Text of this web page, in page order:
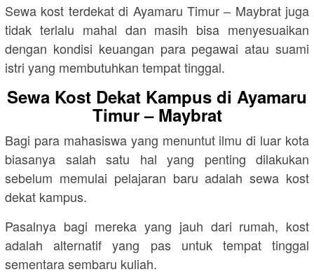
Sewa kost terdekat di Ayamaru Timur – Maybrat juga
tidak terlalu mahal dan masih bisa menyesuaikan
dengan kondisi keuangan para pegawai atau suami
istri yang membutuhkan tempat tinggal.
Sewa Kost Dekat Kampus di Ayamaru
Timur – Maybrat
Bagi para mahasiswa yang menuntut ilmu di luar kota
biasanya salah satu hal yang penting dilakukan
sebelum memulai pelajaran baru adalah sewa kost
dekat kampus.
Pasalnya bagi mereka yang jauh dari rumah, kost
adalah alternatif yang pas untuk tempat tinggal
sementara sembaru kuliah.